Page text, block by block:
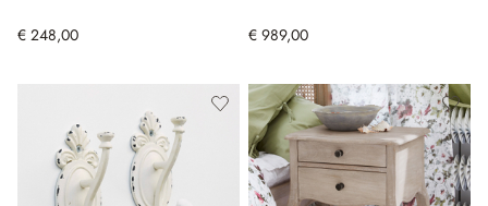
€ 248,00 € 989,00